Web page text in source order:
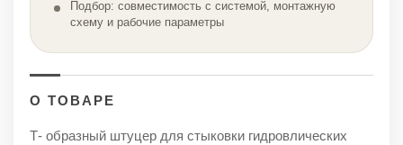
Подбор: совместимость с системой, монтажную
схему и рабочие параметры
О ТОВАРЕ
Т- образный штуцер для стыковки гидровлических